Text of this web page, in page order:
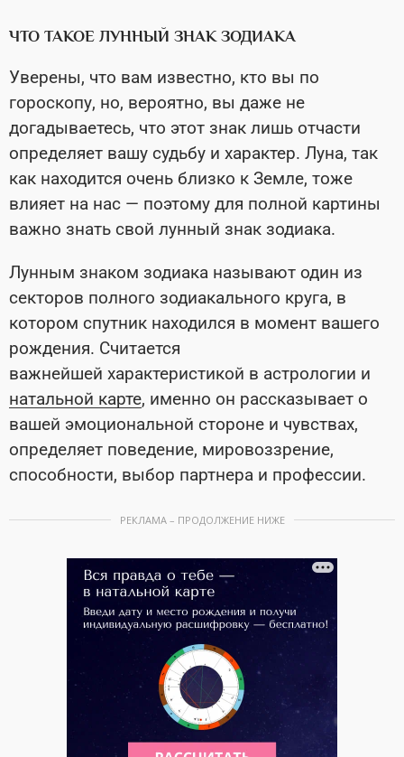
ЧТО ТАКОЕ ЛУННЫЙ ЗНАК ЗОДИАКА
Уверены, что вам известно, кто вы по
гороскопу, но, вероятно, вы даже не
догадываетесь, что этот знак лишь отчасти
определяет вашу судьбу и характер. Луна, так
как находится очень близко к Земле, тоже
влияет на нас — поэтому для полной картины
важно знать свой лунный знак зодиака.
Лунным знаком зодиака называют один из
секторов полного зодиакального круга, в
котором спутник находился в момент вашего
рождения. Считается
важнейшей характеристикой в астрологии и
натальной карте, именно он рассказывает о
вашей эмоциональной стороне и чувствах,
определяет поведение, мировоззрение,
способности, выбор партнера и профессии.
РЕКЛАМА – ПРОДОЛЖЕНИЕ НИЖЕ